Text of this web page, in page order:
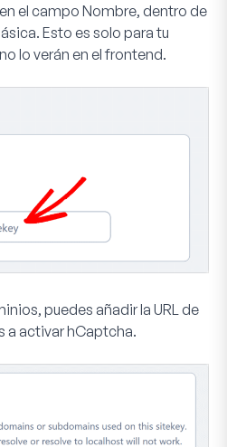
el campo Nombre, dentro de
. Esto es solo para tu
lo verán en el frontend.
, puedes añadir la URL de
a activar hCaptcha.